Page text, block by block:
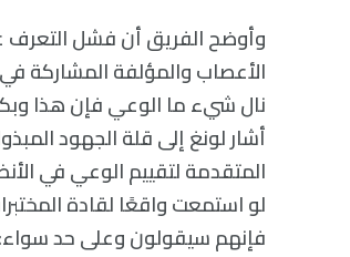
وأوضح الفريق أن فشل التعرف
نال شيء ما الوعي فإن هذا
أشار لونغ إلى قلة الجهود
المتقدمة لتقييم الوعي في
لو استمعت واقعًا لقادة
فإنهم سيقولون وعلى حد